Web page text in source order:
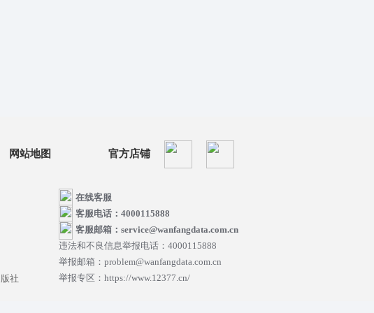
网站地图 官方店铺
社
在线客服
客服电话：4000115888
客服邮箱：service@wanfangdata.com.cn
违法和不良信息举报电话：4000115888
举报邮箱：problem@wanfangdata.com.cn
举报专区：https://www.12377.cn/